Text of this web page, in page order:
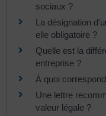
sociaux ?
La désignation
elle obligatoire ?
Quelle est la
entreprise ?
À quoi
Une lettre
valeur légale ?